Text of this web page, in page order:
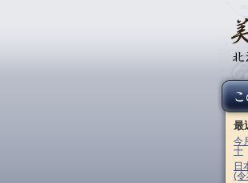
最
今
十
日
(